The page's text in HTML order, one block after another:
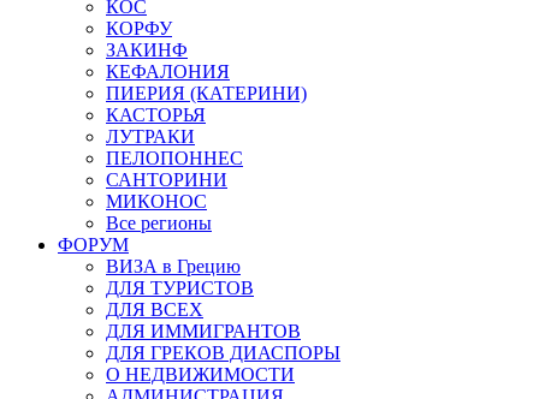
КОС
КОРФУ
ЗАКИНФ
КЕФАЛОНИЯ
ПИЕРИЯ (КАТЕРИНИ)
КАСТОРЬЯ
ЛУТРАКИ
ПЕЛОПОННЕС
САНТОРИНИ
МИКОНОС
Все регионы
ФОРУМ
ВИЗА в Грецию
ДЛЯ ТУРИСТОВ
ДЛЯ ВСЕХ
ДЛЯ ИММИГРАНТОВ
ДЛЯ ГРЕКОВ ДИАСПОРЫ
О НЕДВИЖИМОСТИ